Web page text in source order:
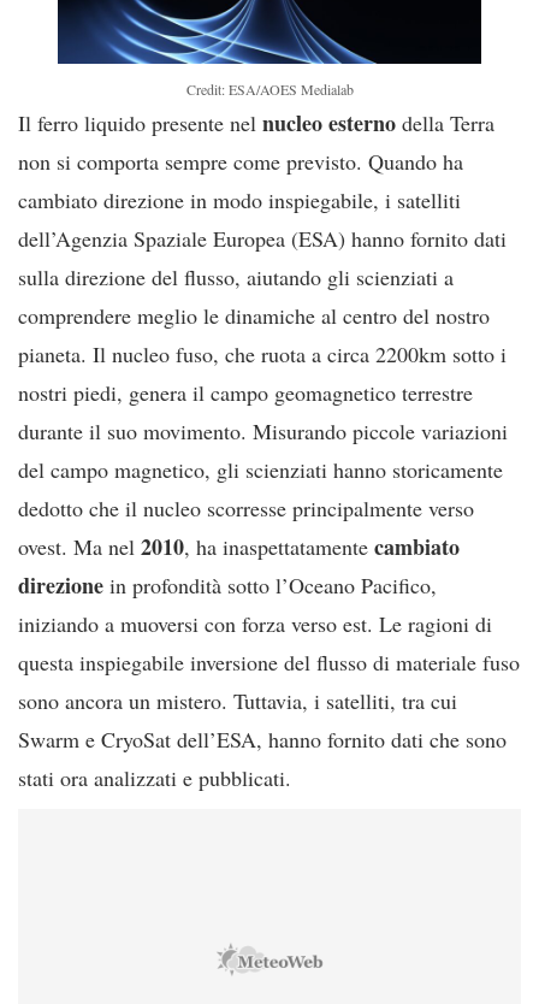
Credit: ESA/AOES Medialab
Il ferro liquido presente nel nucleo esterno della Terra
non si comporta sempre come previsto. Quando ha
cambiato direzione in modo inspiegabile, i satelliti
dell’Agenzia Spaziale Europea (ESA) hanno fornito dati
sulla direzione del flusso, aiutando gli scienziati a
comprendere meglio le dinamiche al centro del nostro
pianeta. Il nucleo fuso, che ruota a circa 2200km sotto i
nostri piedi, genera il campo geomagnetico terrestre
durante il suo movimento. Misurando piccole variazioni
del campo magnetico, gli scienziati hanno storicamente
dedotto che il nucleo scorresse principalmente verso
ovest. Ma nel 2010, ha inaspettatamente cambiato
direzione in profondità sotto l’Oceano Pacifico,
iniziando a muoversi con forza verso est. Le ragioni di
questa inspiegabile inversione del flusso di materiale fuso
sono ancora un mistero. Tuttavia, i satelliti, tra cui
Swarm e CryoSat dell’ESA, hanno fornito dati che sono
stati ora analizzati e pubblicati.